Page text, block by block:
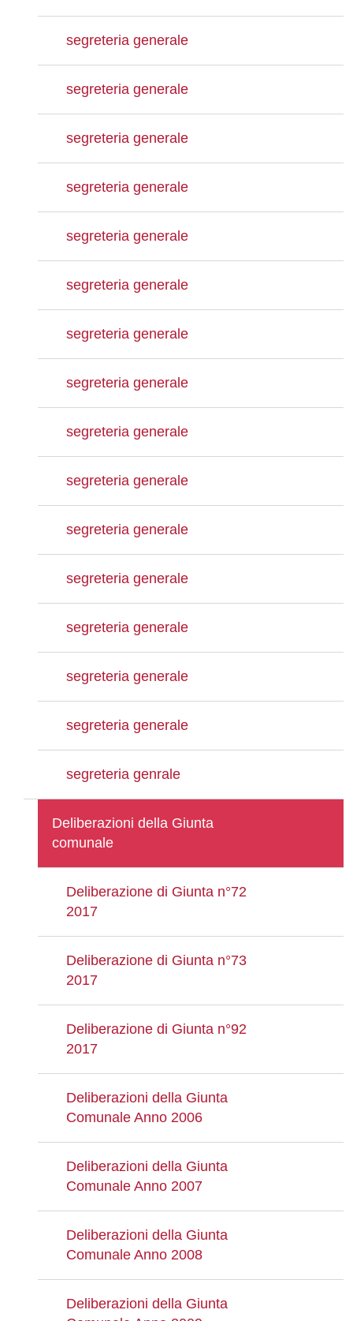
segreteria generale
segreteria generale
segreteria generale
segreteria generale
segreteria generale
segreteria generale
segreteria generale
segreteria generale
segreteria generale
segreteria generale
segreteria generale
segreteria generale
segreteria generale
segreteria generale
segreteria generale
segreteria genrale
Deliberazioni della Giunta
comunale
Deliberazione di Giunta n°72
2017
Deliberazione di Giunta n°73
2017
Deliberazione di Giunta n°92
2017
Deliberazioni della Giunta
Comunale Anno 2006
Deliberazioni della Giunta
Comunale Anno 2007
Deliberazioni della Giunta
Comunale Anno 2008
Deliberazioni della Giunta